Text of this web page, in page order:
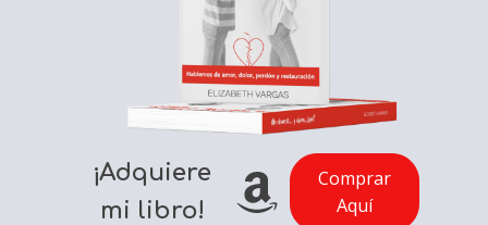
¡Adquiere
mi libro!
Comprar
Aquí